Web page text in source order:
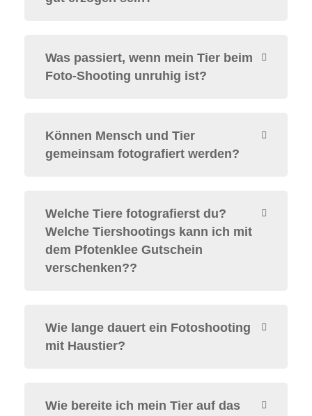
Was passiert, wenn mein Tier beim
Foto-Shooting unruhig ist?
Können Mensch und Tier
gemeinsam fotografiert werden?
Welche Tiere fotografierst du?
Welche Tiershootings kann ich mit
dem Pfotenklee Gutschein
verschenken??
Wie lange dauert ein Fotoshooting
mit Haustier?
Wie bereite ich mein Tier auf das